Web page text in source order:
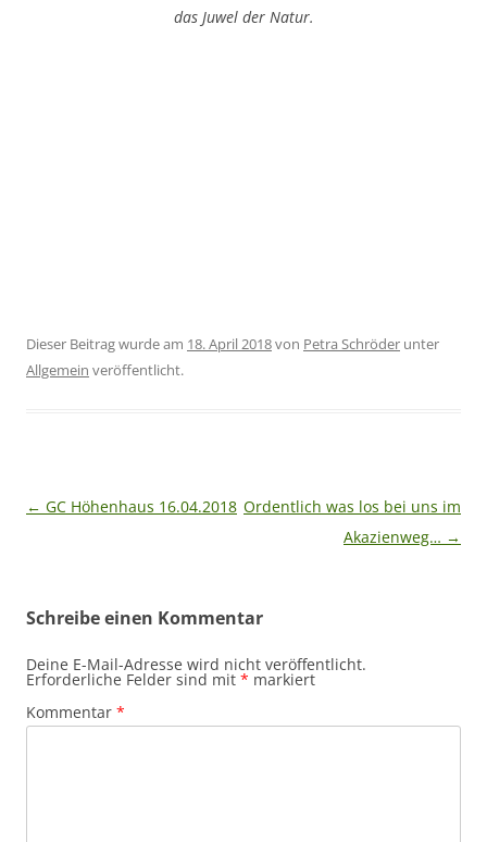
das Juwel der Natur.
Dieser Beitrag wurde am 18. April 2018von Petra Schröder unter
Allgemein veröffentlicht.
Beitragsnavigation
← GC Höhenhaus 16.04.2018 Ordentlich was los bei uns im
Akazienweg… →
Schreibe einen Kommentar
Deine E-Mail-Adresse wird nicht veröffentlicht.
Erforderliche Felder sind mit * markiert
Kommentar *